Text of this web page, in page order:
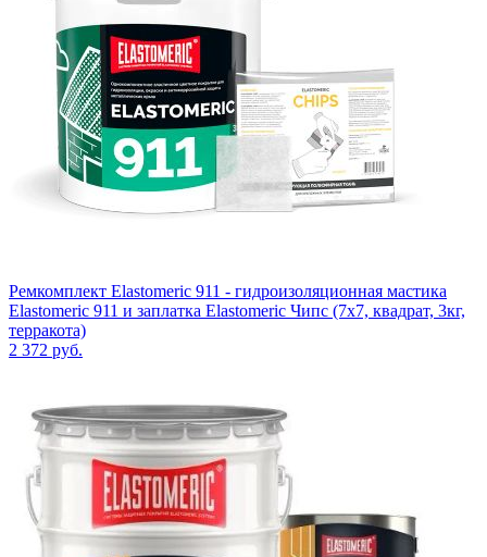
Ремкомплект Elastomeric 911 - гидроизоляционная мастика
Elastomeric 911 и заплатка Elastomeric Чипс (7х7, квадрат, 3кг,
терракота)
2 372 руб.